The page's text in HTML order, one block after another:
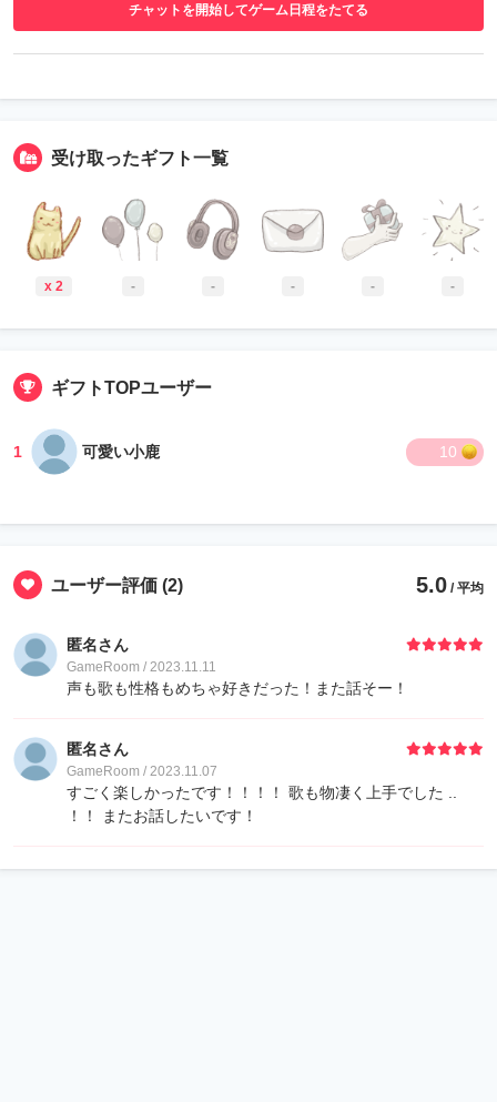
チャットを開始してゲーム日程をたてる
受け取ったギフト一覧
x 2 - - - - -
ギフトTOPユーザー
1 可愛い小鹿 10
ユーザー評価 (2) 5.0 / 平均
匿名さん
GameRoom / 2023.11.11
声も歌も性格もめちゃ好きだった！また話そー！
匿名さん
GameRoom / 2023.11.07
すごく楽しかったです！！！！ 歌も物凄く上手でした ..
！！ またお話したいです！